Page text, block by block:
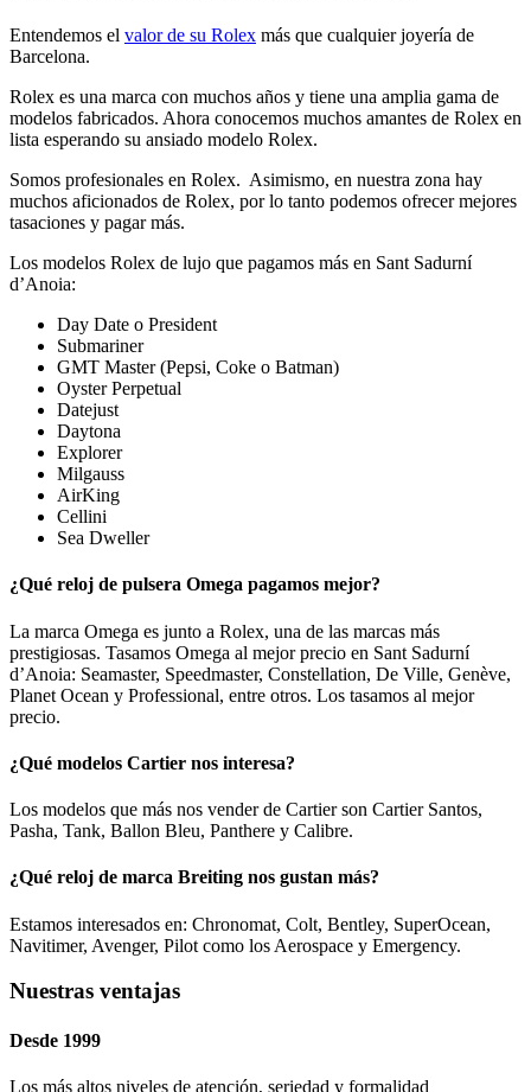
Entendemos el valor de su Rolex más que cualquier joyería de
Barcelona.
Rolex es una marca con muchos años y tiene una amplia gama de
modelos fabricados. Ahora conocemos muchos amantes de Rolex en
lista esperando su ansiado modelo Rolex.
Somos profesionales en Rolex. Asimismo, en nuestra zona hay
muchos aficionados de Rolex, por lo tanto podemos ofrecer mejores
tasaciones y pagar más.
Los modelos Rolex de lujo que pagamos más en Sant Sadurní
d’Anoia:
Day Date o President
Submariner
GMT Master (Pepsi, Coke o Batman)
Oyster Perpetual
Datejust
Daytona
Explorer
Milgauss
AirKing
Cellini
Sea Dweller
¿Qué reloj de pulsera Omega pagamos mejor?
La marca Omega es junto a Rolex, una de las marcas más
prestigiosas. Tasamos Omega al mejor precio en Sant Sadurní
d’Anoia: Seamaster, Speedmaster, Constellation, De Ville, Genève,
Planet Ocean y Professional, entre otros. Los tasamos al mejor
precio.
¿Qué modelos Cartier nos interesa?
Los modelos que más nos vender de Cartier son Cartier Santos,
Pasha, Tank, Ballon Bleu, Panthere y Calibre.
¿Qué reloj de marca Breiting nos gustan más?
Estamos interesados en: Chronomat, Colt, Bentley, SuperOcean,
Navitimer, Avenger, Pilot como los Aerospace y Emergency.
Nuestras ventajas
Desde 1999
Los más altos niveles de atención, seriedad y formalidad​